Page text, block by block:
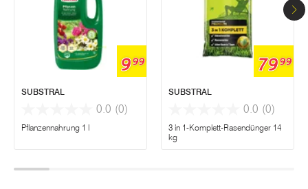
999
SUBSTRAL
0.0 (0)
Pflanzennahrung 1 l
7999
SUBSTRAL
0.0 (0)
3 in 1-Komplett-Rasendünger 14
kg